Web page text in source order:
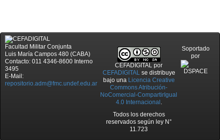
Facultad Militar Conjunta
Luis María Campos 480 (CABA)
Contacto: 011 4346-8600 Interno
3495
E-Mail:
repositorio.adm@fmc.undef.edu.ar
CEFADIGITAL por
CEFADIGITALse distribuye
bajo una Licencia Creative
Commons Atribución-
NoComercial-CompartirIgual
4.0 Internacional .
Todos los derechos
reservados según ley N°
11.723
Soportado
por